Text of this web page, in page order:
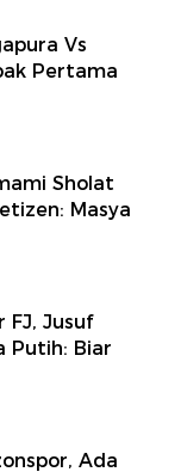
Vs
Pertama
Sholat
Masya
FJ, Jusuf
Putih: Biar
Ada